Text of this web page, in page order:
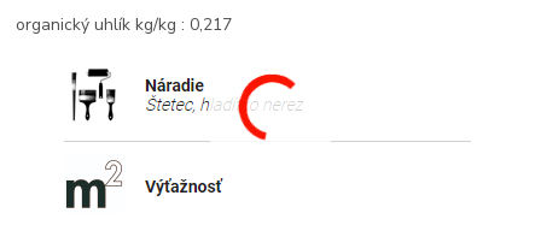
organický uhlík kg/kg : 0,217